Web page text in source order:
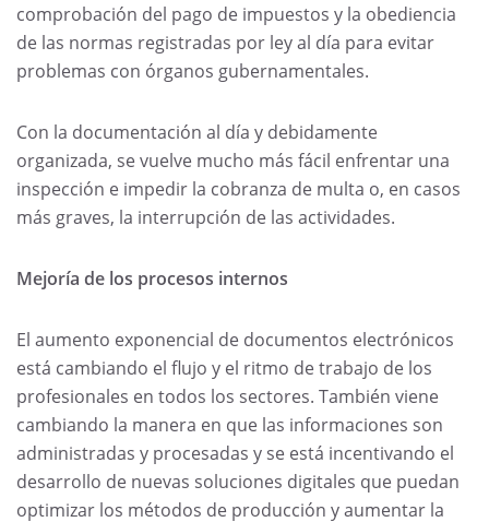
comprobación del pago de impuestos y la obediencia
de las normas registradas por ley al día para evitar
problemas con órganos gubernamentales.
Con la documentación al día y debidamente
organizada, se vuelve mucho más fácil enfrentar una
inspección e impedir la cobranza de multa o, en casos
más graves, la interrupción de las actividades.
Mejoría de los procesos internos
El aumento exponencial de documentos electrónicos
está cambiando el flujo y el ritmo de trabajo de los
profesionales en todos los sectores. También viene
cambiando la manera en que las informaciones son
administradas y procesadas y se está incentivando el
desarrollo de nuevas soluciones digitales que puedan
optimizar los métodos de producción y aumentar la